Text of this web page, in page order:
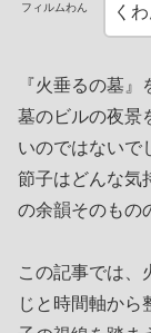
フィルムわん
くわ
『火垂るの墓
墓のビルの夜景
いのではないで
節子はどんな気
の余韻そのもの
この記事では、
じと時間軸から